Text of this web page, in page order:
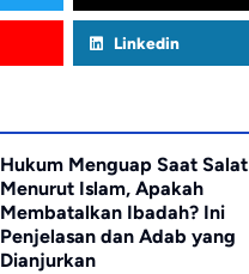
Linkedin
Hukum Menguap Saat Salat
Menurut Islam, Apakah
Membatalkan Ibadah? Ini
Penjelasan dan Adab yang
Dianjurkan